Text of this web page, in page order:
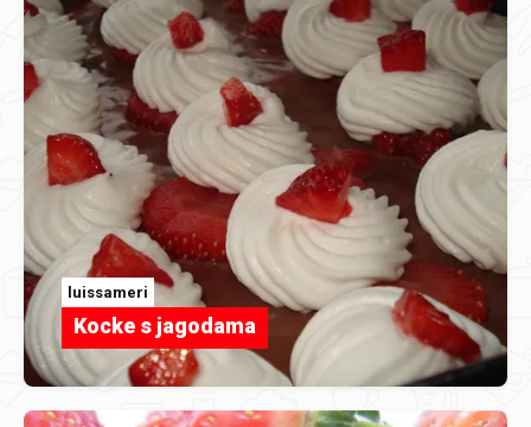
luissameri
Kocke s jagodama